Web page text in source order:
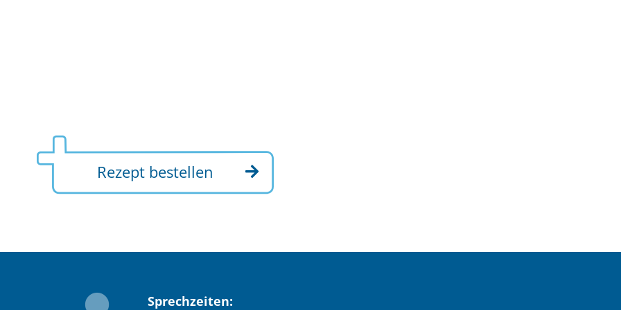
Rezept bestellen
Sprechzeiten: